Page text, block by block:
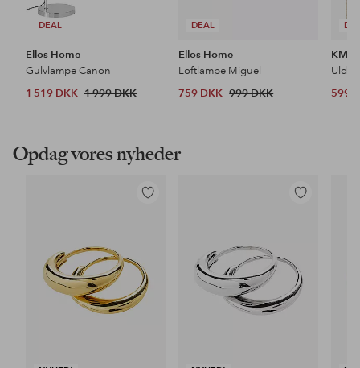
DEAL
Ellos Home
Gulvlampe Canon
1 519 DKK 1 999 DKK
DEAL
Ellos Home
Loftlampe Miguel
759 DKK 999 DKK
KM
599
Opdag vores nyheder
Tilføj
Tilføj